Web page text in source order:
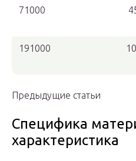
71000
191000
Предыдущие статьи
Специфика
характеристика